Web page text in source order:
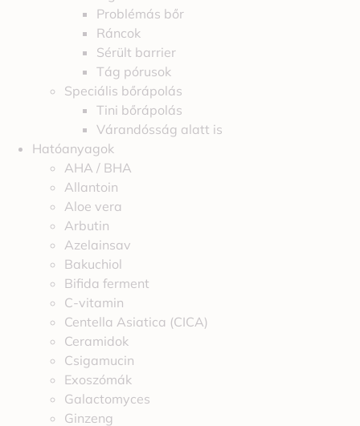
Problémás bőr
Ráncok
Sérült barrier
Tág pórusok
Speciális bőrápolás
Tini bőrápolás
Várandósság alatt is
Hatóanyagok
AHA / BHA
Allantoin
Aloe vera
Arbutin
Azelainsav
Bakuchiol
Bifida ferment
C-vitamin
Centella Asiatica (CICA)
Ceramidok
Csigamucin
Exoszómák
Galactomyces
Ginzeng